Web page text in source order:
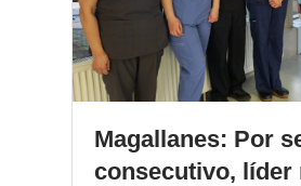
Magallanes: Por
consecutivo, líder